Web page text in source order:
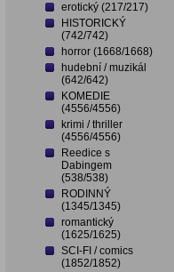
erotický (217/217)
HISTORICKÝ
(742/742)
horror (1668/1668)
hudební / muzikál
(642/642)
KOMEDIE
(4556/4556)
krimi / thriller
(4556/4556)
Reedice s
Dabingem
(538/538)
RODINNÝ
(1345/1345)
romantický
(1625/1625)
SCI-FI / comics
(1852/1852)